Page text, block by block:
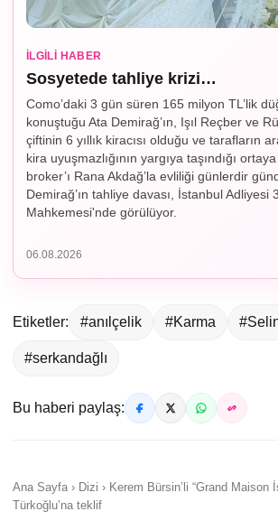
İLGILI HABER
Sosyetede tahliye krizi…
Como’daki 3 gün süren 165 milyon TL’lik
konuştuğu Ata Demirağ’ın, Işıl Reçber ve
çiftinin 6 yıllık kiracısı olduğu ve tarafların
kira uyuşmazlığının yargıya taşındığı
broker’ı Rana Akdağ’la evliliği günlerdir
Demirağ’ın tahliye davası, İstanbul Adliyesi
Mahkemesi'nde görülüyor.
06.08.2026
Etiketler: #anılçelik #Karma
#serkandağlı
Bu haberi paylaş:
Ana Sayfa › Dizi › Kerem Bürsin’li “Grand Maison
Türkoğlu’na teklif